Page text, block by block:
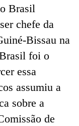
Brasil
chefe da
Bissau na
foi o
essa
assumiu a
sobre a
de